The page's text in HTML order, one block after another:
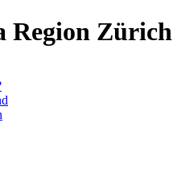
Region Zürich